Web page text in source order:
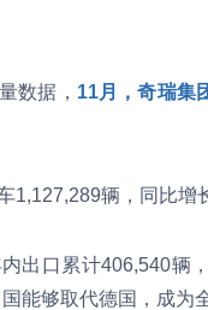
数据， 11月，奇瑞集
1,127,289辆，同比增
出口累计406,540辆
能够取代德国，成为